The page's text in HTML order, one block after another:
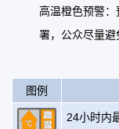
高温橙色预警
署，公众尽量避
图例
24小时内